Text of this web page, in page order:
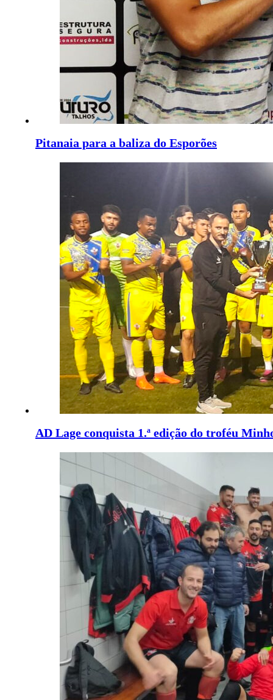
Pitanaia para a baliza do Esporões
AD Lage conquista 1.ª edição do troféu